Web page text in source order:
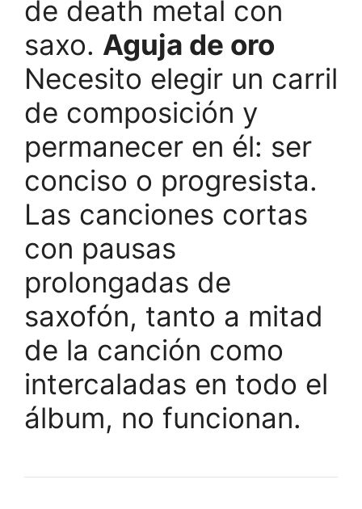
de death metal con
saxo. Aguja de oro
Necesito elegir un carril
de composición y
permanecer en él: ser
conciso o progresista.
Las canciones cortas
con pausas
prolongadas de
saxofón, tanto a mitad
de la canción como
intercaladas en todo el
álbum, no funcionan.